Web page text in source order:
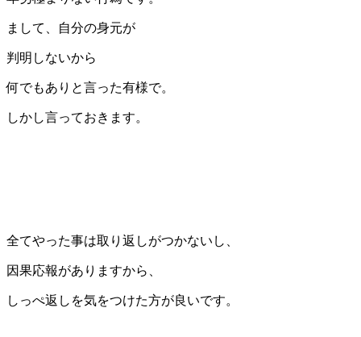
まして、自分の身元が
判明しないから
何でもありと言った有様で。
しかし言っておきます。
全てやった事は取り返しがつかないし、
因果応報がありますから、
しっぺ返しを気をつけた方が良いです。